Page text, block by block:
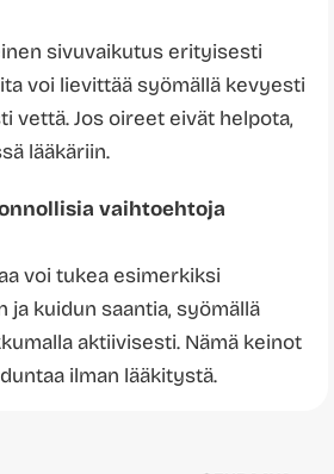
sivuvaikutus erityisesti
voi lievittää syömällä kevyesti
vettä. Jos oireet eivät helpota,
lääkäriin.
vaihtoehtoja
voi tukea esimerkiksi
ja kuidun saantia, syömällä
aktiivisesti. Nämä keinot
ilman lääkitystä.